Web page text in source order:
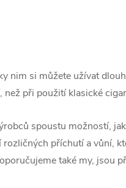
nim si můžete užívat
než při použití klasické
spoustu možností,
příchutí a vůní,
také my, jsou